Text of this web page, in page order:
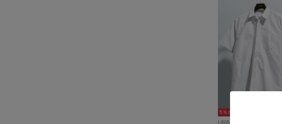
5％ポイントバック
URBAN RESEARCH RO…